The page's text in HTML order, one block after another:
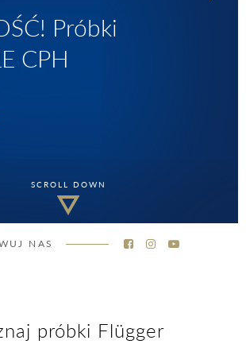
Próbki
CPH
SCROLL DOWN
NAS
próbki Flügger